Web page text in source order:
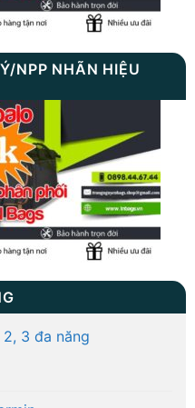
NPP NHÃN HIỆU
3 đa năng